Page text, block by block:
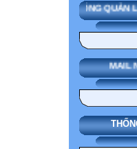
SMAS HỆ THỐNG
MAIL NỘI